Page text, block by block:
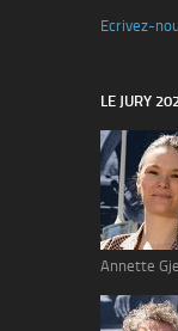
Ecrivez-
LE JURY
Annette